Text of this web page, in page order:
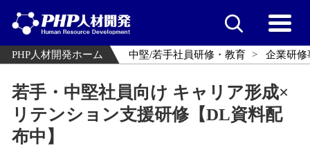
PHP人材開発ホーム 中堅/若手社員研修・教育 企業研
若手・中堅社員向け キャリア形成×
リテンション支援研修【DL資料配
布中】